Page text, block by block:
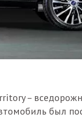
–
был